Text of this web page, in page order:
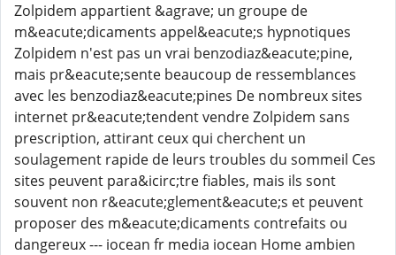
Zolpidem appartient &agrave; un groupe de
m&eacute;dicaments appel&eacute;s hypnotiques
Zolpidem n'est pas un vrai benzodiaz&eacute;pine,
mais pr&eacute;sente beaucoup de ressemblances
avec les benzodiaz&eacute;pines De nombreux sites
internet pr&eacute;tendent vendre Zolpidem sans
prescription, attirant ceux qui cherchent un
soulagement rapide de leurs troubles du sommeil Ces
sites peuvent para&icirc;tre fiables, mais ils sont
souvent non r&eacute;glement&eacute;s et peuvent
proposer des m&eacute;dicaments contrefaits ou
dangereux --- iocean fr media iocean Home ambien